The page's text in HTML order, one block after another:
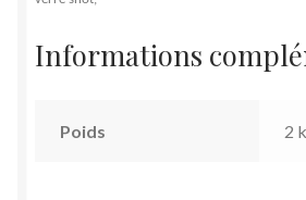
Informations
Poids 2